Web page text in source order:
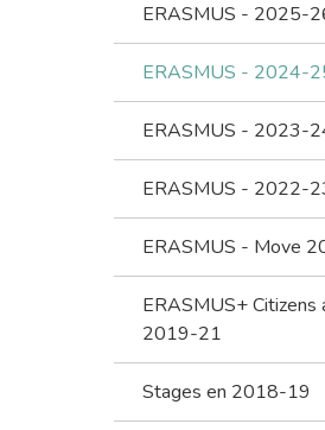
ERASMUS - 2025-
ERASMUS - 2024-
ERASMUS - 2023-
ERASMUS - 2022-
ERASMUS - Move
ERASMUS+ Citizens
2019-21
Stages en 2018-19